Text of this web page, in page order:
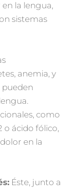
la lengua,
sistemas
anemia, y
como
o ácido fólico,
en la
Éste, junto a